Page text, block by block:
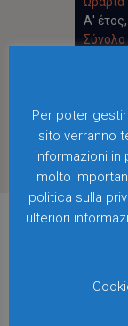
Α'
Η έδρα
Per poter
sito verranno
informazioni in
molto
politica sulla
ulteriori